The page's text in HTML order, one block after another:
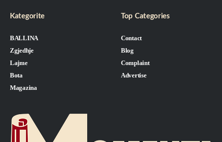
Kategorite
BALLINA
Zgjedhje
Lajme
Bota
Magazina
Top Categories
Contact
Blog
Complaint
Advertise